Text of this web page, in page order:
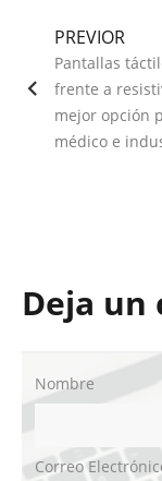
PREVIOR
Pantallas
frente a
mejor opción
médico e
Deja un
Nombre
Correo